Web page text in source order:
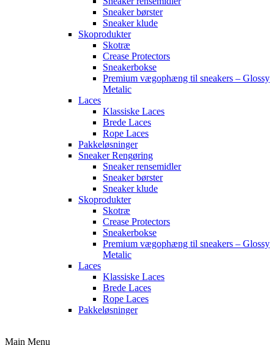
Sneaker børster
Sneaker klude
Skoprodukter
Skotræ
Crease Protectors
Sneakerbokse
Premium vægophæng til sneakers – Glossy
Metalic
Laces
Klassiske Laces
Brede Laces
Rope Laces
Pakkeløsninger
Sneaker Rengøring
Sneaker rensemidler
Sneaker børster
Sneaker klude
Skoprodukter
Skotræ
Crease Protectors
Sneakerbokse
Premium vægophæng til sneakers – Glossy
Metalic
Laces
Klassiske Laces
Brede Laces
Rope Laces
Pakkeløsninger
Main Menu